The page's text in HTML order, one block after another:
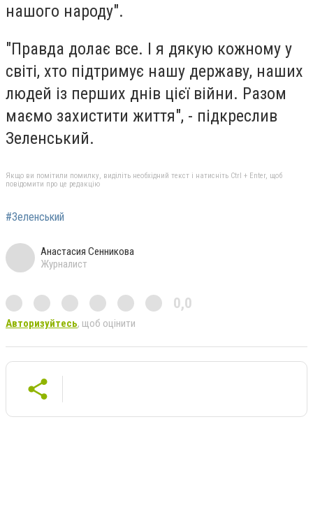
нашого народу".
"Правда долає все. І я дякую кожному у
світі, хто підтримує нашу державу, наших
людей із перших днів цієї війни. Разом
маємо захистити життя", - підкреслив
Зеленський.
Якщо ви помітили помилку, виділіть необхідний текст і натисніть Ctrl + Enter, щоб
повідомити про це редакцію
#Зеленський
Анастасия Сенникова
Журналист
0,0
Авторизуйтесь, щоб оцінити